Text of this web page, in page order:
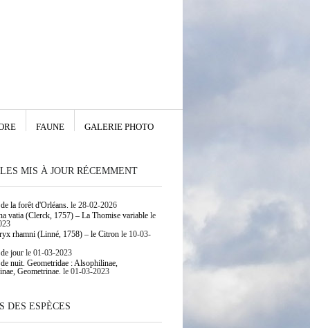
FAUNE GALERIE PHOTO
MIS À JOUR RÉCEMMENT
la forêt d'Orléans. le 28-02-2026
vatia (Clerck, 1757) – La Thomise variablele
rhamni (Linné, 1758) – le Citronle 10-03-
jourle 01-03-2023
nuit. Geometridae : Alsophilinae,
Geometrinae. le 01-03-2023
DES ESPÈCES